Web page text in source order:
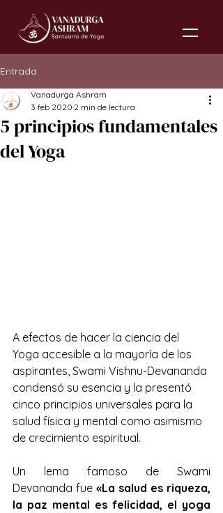
Entrada
5 principios fundamentales
del Yoga
Vanadurga Ashram
3 feb 2020 2 min de lectura
A efectos de hacer la ciencia del
Yoga accesible a la mayoría de los
aspirantes, Swami Vishnu-Devananda
condensó su esencia y la presentó
cinco principios universales para la
salud física y mental como asimismo
de crecimiento espiritual.
Un lema famoso de Swami
Devananda fue «La salud es riqueza,
la paz mental es felicidad, el yoga